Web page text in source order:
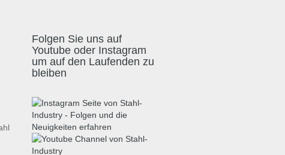
Folgen Sie uns auf
Youtube oder Instagram
um auf den Laufenden zu
bleiben